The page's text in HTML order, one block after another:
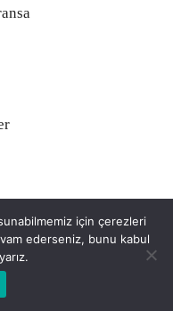
için çerezleri
ederseniz, bunu kabul